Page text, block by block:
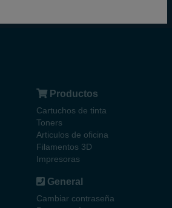
Productos
Cartuchos de tinta
Toners
Articulos de oficina
Filamentos 3D
Impresoras
General
Cambiar contraseña